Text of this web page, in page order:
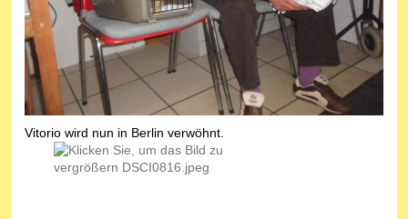
Vitorio wird nun in Berlin verwöhnt.